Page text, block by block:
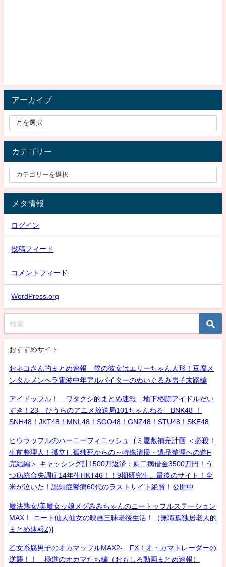
アーカイブ
カテゴリー
メタ情報
ログイン
投稿フィード
コメントフィード
WordPress.org
おすすめサイト
おネコさん的まとめ速報 僕の彼女はエリーちゃん人形！豆腐メ
ンタルメンヘラ電波中年アルバイターのぬいぐるみ男子末路編
アイドッフル！ ワタクシ的まとめ速報 地下格闘アイドルだい
すき！23 ひうらのアニメ放送局101ちゃんねる BNK48 ！
SNH48！JKT48！MNL48！SGO48！GNZ48！STU48！SKE48
ヒウラッフルのハーニーフィニッシュゴミ屋敷補完計画 ＜必殺！
生前整理人！孤立し孤独死からの～特殊清掃・遺品整理への道F
完結編＞ キャッシング計1500万返済：厨二病借金3500万円！う
つ病統合失調症14年生HKT46！！9期研究生、最後のサイト！全
米が泣いた！認知症鬱病60代のラストサイト絶賛！公開中
魔法熟女/美魔女ッ娘メグみみちゃんのニートッフルステーション
MAX！ ニート仙人仙女の映画三昧老後生活！（無職孤独居老人的
まとめ速報Z)]
乙女系腐男子のオカマッフルMAX2- FX！オ・カマトレーダーの
逆襲！！ 極道のオカマたち編（おもしろ動画まとめ速報）